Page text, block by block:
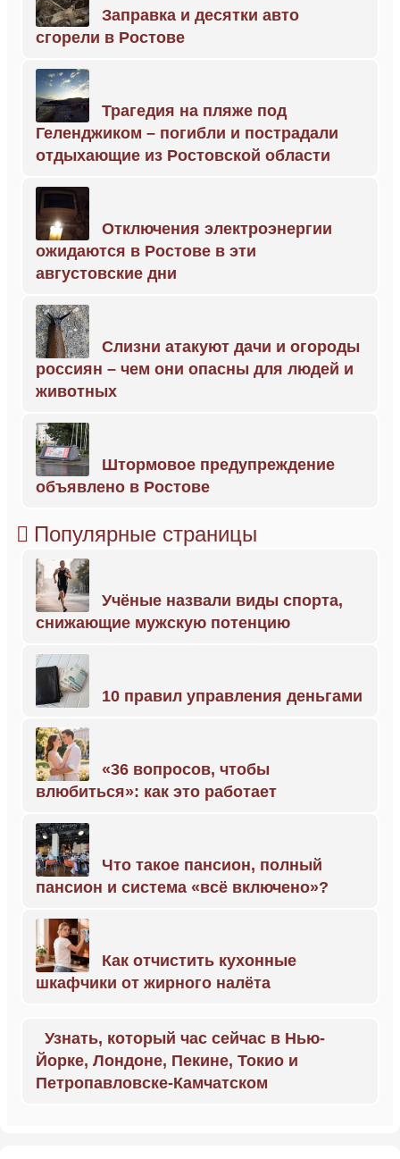
Заправка и десятки авто
сгорели в Ростове
Трагедия на пляже под
Геленджиком – погибли и пострадали
отдыхающие из Ростовской области
Отключения электроэнергии
ожидаются в Ростове в эти
августовские дни
Слизни атакуют дачи и огороды
россиян – чем они опасны для людей и
животных
Штормовое предупреждение
объявлено в Ростове
Популярные страницы
Учёные назвали виды спорта,
снижающие мужскую потенцию
10 правил управления деньгами
«36 вопросов, чтобы
влюбиться»: как это работает
Что такое пансион, полный
пансион и система «всё включено»?
Как отчистить кухонные
шкафчики от жирного налёта
Узнать, который час сейчас в Нью-
Йорке, Лондоне, Пекине, Токио и
Петропавловске-Камчатском